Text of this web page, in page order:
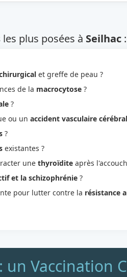
les plus posées à Seilhac:
et greffe de peau ?
de la macrocytose?
?
ou un accident vasculaire cérébral
?
existantes ?
une thyroïditeaprès
et la schizophrénie?
pour lutter contre la résistance
un Vaccination